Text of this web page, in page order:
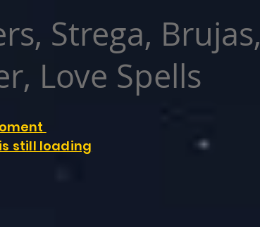
Strega, Brujas,
Love Spells
still loading